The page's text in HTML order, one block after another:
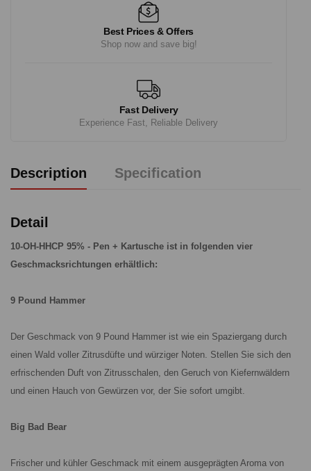
Best Prices & Offers
Shop now and save big!
Fast Delivery
Experience Fast, Reliable Delivery
Description Specification
Detail
10-OH-HHCP 95% - Pen + Kartusche ist in folgenden vier
Geschmacksrichtungen erhältlich:
9 Pound Hammer
Der Geschmack von 9 Pound Hammer ist wie ein Spaziergang durch
einen Wald voller Zitrusdüfte und würziger Noten. Stellen Sie sich den
erfrischenden Duft von Zitrusschalen, den Geruch von Kiefernwäldern
und einen Hauch von Gewürzen vor, der Sie sofort umgibt.
Big Bad Bear
Frischer und kühler Geschmack mit einem ausgeprägten Aroma von